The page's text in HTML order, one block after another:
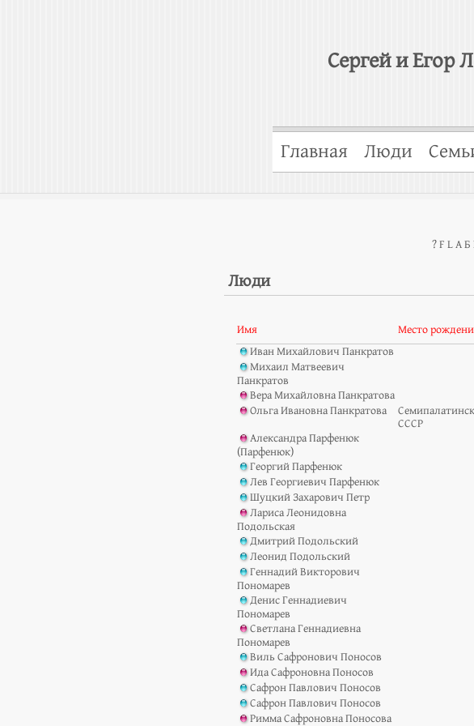
Сергей и Егор
Главная Люди
?F LАБ
Люди
Имя Место
Иван Михайлович Панкратов
Михаил Матвеевич
Панкратов
Вера Михайловна Панкратова
Ольга Ивановна Панкратова
СССР
Александра Парфенюк
(Парфенюк)
Георгий Парфенюк
Лев Георгиевич Парфенюк
Шуцкий Захарович Петр
Лариса Леонидовна
Подольская
Дмитрий Подольский
Леонид Подольский
Геннадий Викторович
Пономарев
Денис Геннадиевич
Пономарев
Светлана Геннадиевна
Пономарев
Виль Сафронович Поносов
Ида Сафроновна Поносов
Сафрон Павлович Поносов
Сафрон Павлович Поносов
Римма Сафроновна Поносова